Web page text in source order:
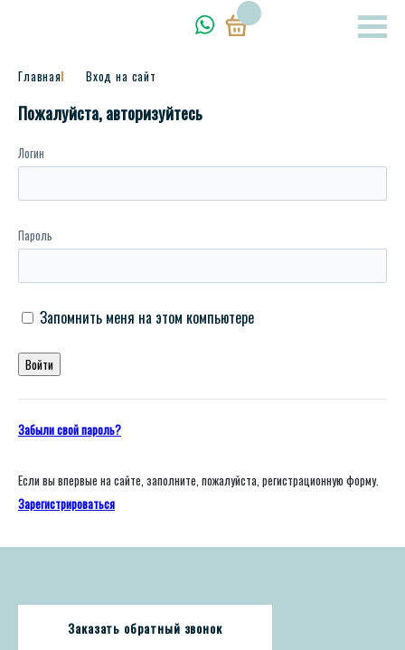
Главная Вход на сайт
Пожалуйста, авторизуйтесь
Логин
Пароль
Запомнить меня на этом компьютере
Забыли свой пароль?
Если вы впервые на сайте, заполните, пожалуйста, регистрационную форму.
Зарегистрироваться
Заказать обратный звонок